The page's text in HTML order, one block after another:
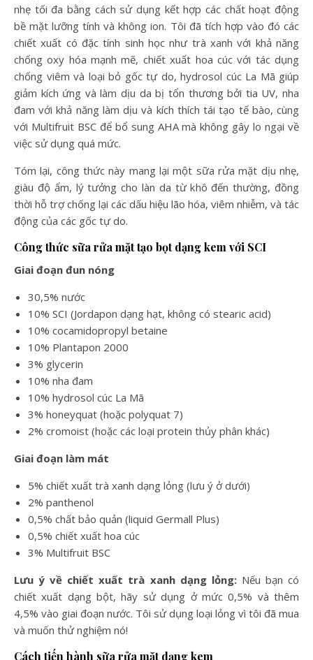
nhẹ tối đa bằng cách sử dụng kết hợp các chất hoạt động
bề mặt lưỡng tính và không ion. Tôi đã tích hợp vào đó các
chiết xuất có đặc tính sinh học như trà xanh với khả năng
chống oxy hóa mạnh mẽ, chiết xuất hoa cúc với tác dụng
chống viêm và loại bỏ gốc tự do, hydrosol cúc La Mã giúp
giảm kích ứng và làm dịu da bị tổn thương bởi tia UV, nha
đam với khả năng làm dịu và kích thích tái tạo tế bào, cùng
với Multifruit BSC để bổ sung AHA mà không gây lo ngại về
việc sử dụng quá mức.
Tóm lại, công thức này mang lại một sữa rửa mặt dịu nhẹ,
giàu độ ẩm, lý tưởng cho làn da từ khô đến thường, đồng
thời hỗ trợ chống lại các dấu hiệu lão hóa, viêm nhiễm, và tác
động của các gốc tự do.
Công thức sữa rửa mặt tạo bọt dạng kem với SCI
Giai đoạn đun nóng
30,5% nước
10% SCI (Jordapon dạng hạt, không có stearic acid)
10% cocamidopropyl betaine
10% Plantapon 2000
3% glycerin
10% nha đam
10% hydrosol cúc La Mã
3% honeyquat (hoặc polyquat 7)
2% cromoist (hoặc các loại protein thủy phân khác)
Giai đoạn làm mát
5% chiết xuất trà xanh dạng lỏng (lưu ý ở dưới)
2% panthenol
0,5% chất bảo quản (liquid Germall Plus)
0,5% chiết xuất hoa cúc
3% Multifruit BSC
Lưu ý về chiết xuất trà xanh dạng lỏng:Nếu bạn có
chiết xuất dạng bột, hãy sử dụng ở mức 0,5% và thêm
4,5% vào giai đoạn nước. Tôi sử dụng loại lỏng vì tôi đã mua
và muốn thử nghiệm nó!
Cách tiến hành sữa rửa mặt dạng kem